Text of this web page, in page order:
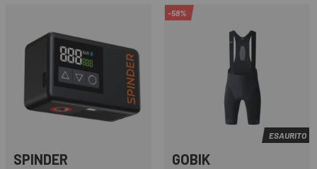
SPINDER
-58%
ESAURITO
GOBIK